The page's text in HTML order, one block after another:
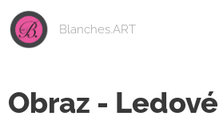
Blanches.ART
Obraz -